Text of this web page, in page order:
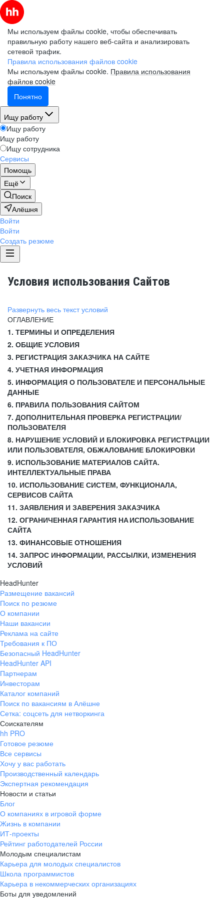
Мы используем файлы cookie, чтобы обеспечивать
правильную работу нашего веб-сайта и анализировать
сетевой трафик.
Правила использования файлов cookie
Мы используем файлы cookie. Правила использования
файлов cookie
Понятно
Ищу работу
Ищу работу
Ищу работу
Ищу сотрудника
Сервисы
Помощь
Ещё
Поиск
Алёшня
Войти
Войти
Создать резюме
Условия использования Сайтов
Развернуть весь текст условий
ОГЛАВЛЕНИЕ
1. ТЕРМИНЫ И ОПРЕДЕЛЕНИЯ
2. ОБЩИЕ УСЛОВИЯ
3. РЕГИСТРАЦИЯ ЗАКАЗЧИКА НА САЙТЕ
4. УЧЕТНАЯ ИНФОРМАЦИЯ
5. ИНФОРМАЦИЯ О ПОЛЬЗОВАТЕЛЕ И ПЕРСОНАЛЬНЫЕ
ДАННЫЕ
6. ПРАВИЛА ПОЛЬЗОВАНИЯ САЙТОМ
7. ДОПОЛНИТЕЛЬНАЯ ПРОВЕРКА РЕГИСТРАЦИИ/
ПОЛЬЗОВАТЕЛЯ
8. НАРУШЕНИЕ УСЛОВИЙ И БЛОКИРОВКА РЕГИСТРАЦИИ
ИЛИ ПОЛЬЗОВАТЕЛЯ, ОБЖАЛОВАНИЕ БЛОКИРОВКИ
9. ИСПОЛЬЗОВАНИЕ МАТЕРИАЛОВ САЙТА.
ИНТЕЛЛЕКТУАЛЬНЫЕ ПРАВА
10. ИСПОЛЬЗОВАНИЕ СИСТЕМ, ФУНКЦИОНАЛА,
СЕРВИСОВ САЙТА
11. ЗАЯВЛЕНИЯ И ЗАВЕРЕНИЯ ЗАКАЗЧИКА
12. ОГРАНИЧЕННАЯ ГАРАНТИЯ НА ИСПОЛЬЗОВАНИЕ
САЙТА
13. ФИНАНСОВЫЕ ОТНОШЕНИЯ
14. ЗАПРОС ИНФОРМАЦИИ, РАССЫЛКИ, ИЗМЕНЕНИЯ
УСЛОВИЙ
HeadHunter
Размещение вакансий
Поиск по резюме
О компании
Наши вакансии
Реклама на сайте
Требования к ПО
Безопасный HeadHunter
HeadHunter API
Партнерам
Инвесторам
Каталог компаний
Поиск по вакансиям в Алёшне
Сетка: соцсеть для нетворкинга
Соискателям
hh PRO
Готовое резюме
Все сервисы
Хочу у вас работать
Производственный календарь
Экспертная рекомендация
Новости и статьи
Блог
О компаниях в игровой форме
Жизнь в компании
ИТ-проекты
Рейтинг работодателей России
Молодым специалистам
Карьера для молодых специалистов
Школа программистов
Карьера в некоммерческих организациях
Боты для уведомлений